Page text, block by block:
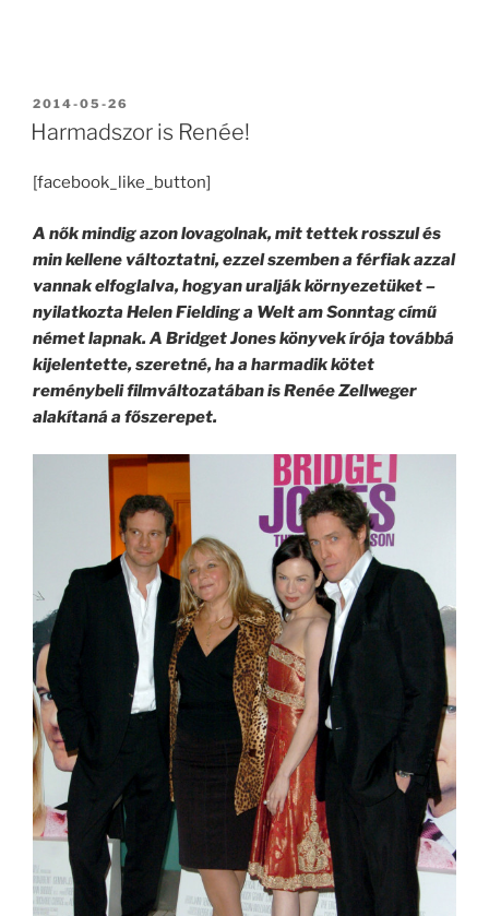
BEKÜLDVE:
2014-05-26
Harmadszor is Renée!
[facebook_like_button]
A nők mindig azon lovagolnak, mit tettek rosszul és
min kellene változtatni, ezzel szemben a férfiak azzal
vannak elfoglalva, hogyan uralják környezetüket –
nyilatkozta Helen Fielding a Welt am Sonntag című
német lapnak. A Bridget Jones könyvek írója továbbá
kijelentette, szeretné, ha a harmadik kötet
reménybeli filmváltozatában is Renée Zellweger
alakítaná a főszerepet.